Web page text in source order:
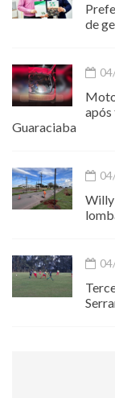
de
após
Guaraciaba
Willy